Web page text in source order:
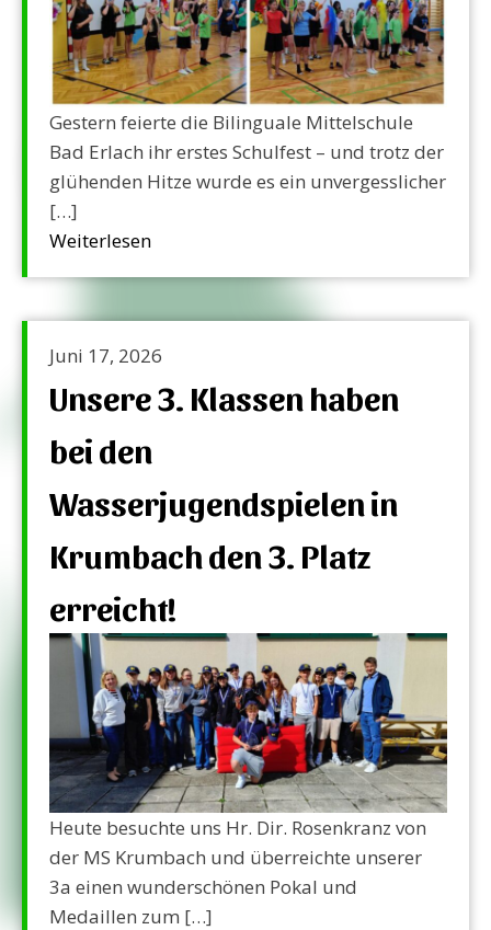
Gestern feierte die Bilinguale Mittelschule
Bad Erlach ihr erstes Schulfest – und trotz der
glühenden Hitze wurde es ein unvergesslicher
[…]
Weiterlesen
Juni 17, 2026
Unsere 3. Klassen haben
bei den
Wasserjugendspielen in
Krumbach den 3. Platz
erreicht!
Heute besuchte uns Hr. Dir. Rosenkranz von
der MS Krumbach und überreichte unserer
3a einen wunderschönen Pokal und
Medaillen zum […]